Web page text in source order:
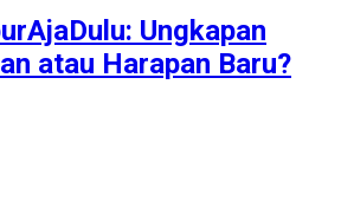
Ungkapan
atau Harapan Baru?